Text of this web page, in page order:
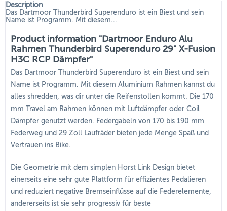
Description
Das Dartmoor Thunderbird Superenduro ist ein Biest und sein
Name ist Programm. Mit diesem...
Product information "Dartmoor Enduro Alu
Rahmen Thunderbird Superenduro 29" X-Fusion
H3C RCP Dämpfer"
Das Dartmoor Thunderbird Superenduro ist ein Biest und sein
Name ist Programm. Mit diesem Aluminium Rahmen kannst du
alles shredden, was dir unter die Reifenstollen kommt. Die 170
mm Travel am Rahmen können mit Luftdämpfer oder Coil
Dämpfer genutzt werden. Federgabeln von 170 bis 190 mm
Federweg und 29 Zoll Laufräder bieten jede Menge Spaß und
Vertrauen ins Bike.
Die Geometrie mit dem simplen Horst Link Design bietet
einerseits eine sehr gute Plattform für effizientes Pedalieren
und reduziert negative Bremseinflüsse auf die Federelemente,
andererseits ist sie sehr progressiv für beste